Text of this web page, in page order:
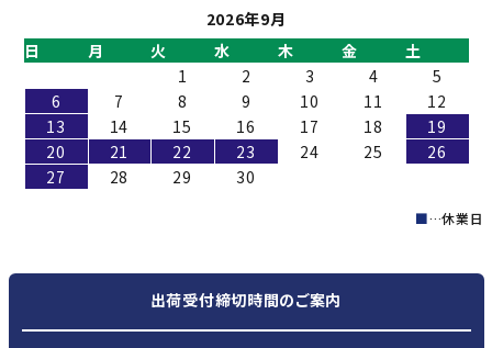
2026年9月
日
月 火 水 木 金
土
1
2 3 4
5
6
7 8 9 10 11
12
13
14 15 16 17 18
19
20
21 22 23 24 25
26
27
28 29 30
■…休業日
出荷受付締切時間のご案内